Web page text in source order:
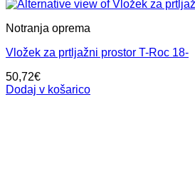
Notranja oprema
Vložek za prtljažni prostor T-Roc 18-
50,72€
Dodaj v košarico